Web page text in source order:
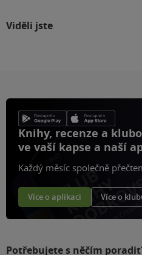
Viděli jste
Knihy, recenze a
ve vaší kapse a naší
Každý měsíc společně
Více o aplikaci Více o
Potřebujete s něčím